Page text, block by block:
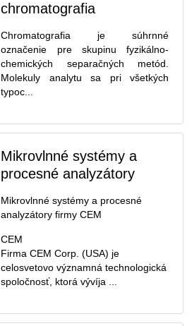
chromatografia
Chromatografia je súhrnné
označenie pre skupinu fyzikálno-
chemických separačných metód.
Molekuly analytu sa pri všetkých
typoc...
Mikrovlnné systémy a
procesné analyzátory
Mikrovlnné systémy a procesné
analyzátory firmy CEM
CEM
Firma CEM Corp. (USA) je
celosvetovo významná technologická
spoločnosť, ktorá vývíja ...